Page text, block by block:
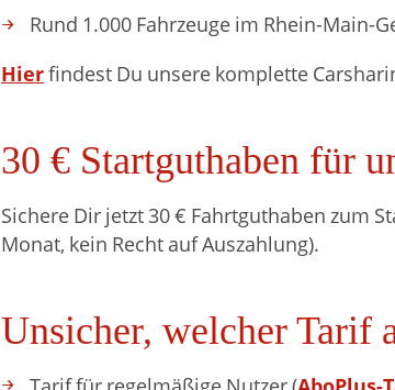
Rund 1.000 Fahrzeuge im Rhein-Main-
Hierfindest Du unsere komplette
30 € Startguthaben für
Sichere Dir jetzt 30 € Fahrtguthaben zum
Monat, kein Recht auf Auszahlung).
Unsicher, welcher Tarif